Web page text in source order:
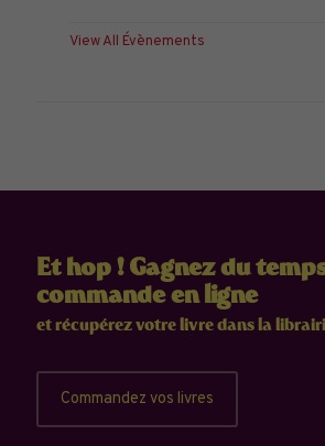
View All Évènements
Et hop ! Gagnez du
commande en ligne
et récupérez votre livre dans la
Commandez vos livres